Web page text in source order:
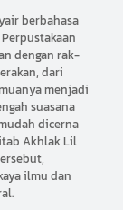
berbahasa
dengan rak-
dari
menjadi
suasana
dicerna
Akhlak Lil
ilmu dan